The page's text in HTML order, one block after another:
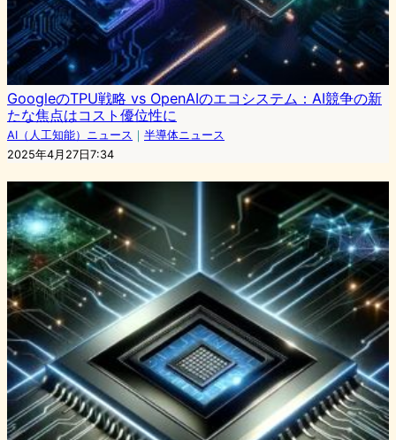
GoogleのTPU戦略 vs OpenAIのエコシステム：AI競争の新
たな焦点はコスト優位性に
AI（人工知能）ニュース ｜ 半導体ニュース
2025年4月27日7:34